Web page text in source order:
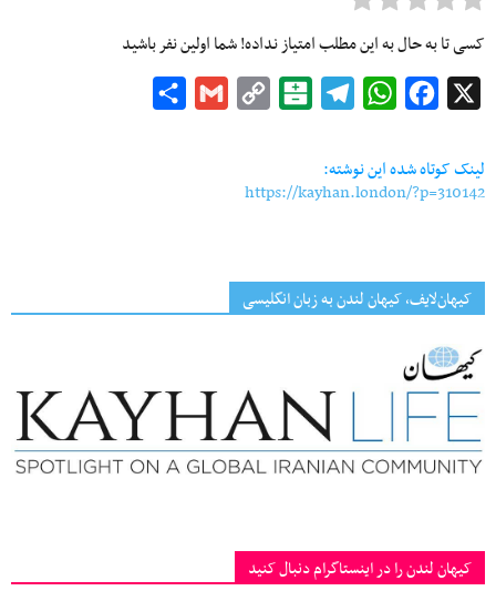
کسی تا به حال به این مطلب امتیاز نداده! شما اولین نفر باشید
Facebook
WhatsApp
Telegram
Balatarin
Copy
Gmail
لینک کوتاه شده این نوشته:
https://kayhan.london/?p=310142
کیهان‌لایف، کیهان لندن به زبان انگلیسی
کیهان لندن را در اینستاگرام دنبال کنید